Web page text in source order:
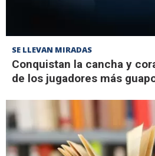
SE LLEVAN MIRADAS
Conquistan la cancha y
de los jugadores más